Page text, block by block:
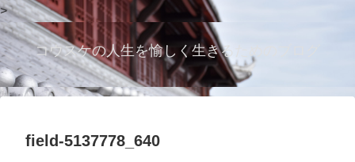
>
コウスケの人生を愉しく生きるためのブログ
field-5137778_640